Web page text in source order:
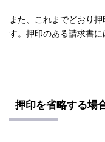
また、これまでどおり
す。押印のある請求書に
押印を省略する場